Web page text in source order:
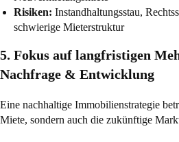
Risiken: Instandhaltungsstau,
schwierige Mieterstruktur
5. Fokus auf langfristigen
Nachfrage & Entwicklung
Eine nachhaltige Immobilienstrategie
Miete, sondern auch die zukünftige